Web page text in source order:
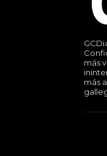
más
más